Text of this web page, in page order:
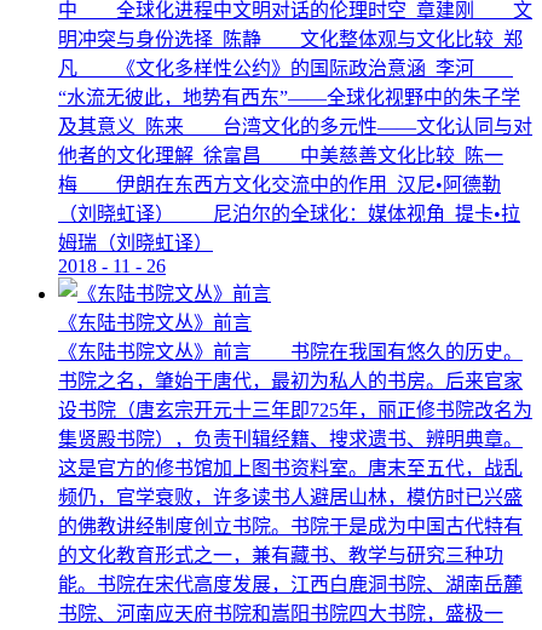
中 全球化进程中文明对话的伦理时空 章建刚 文
明冲突与身份选择 陈静 文化整体观与文化比较 郑
凡 《文化多样性公约》的国际政治意涵 李河
“水流无彼此，地势有西东”——全球化视野中的朱子学
及其意义 陈来 台湾文化的多元性——文化认同与对
他者的文化理解 徐富昌 中美慈善文化比较 陈一
梅 伊朗在东西方文化交流中的作用 汉尼•阿德勒
（刘晓虹译） 尼泊尔的全球化：媒体视角 提卡•拉
姆瑞（刘晓虹译）
2018 - 11 - 26
《东陆书院文丛》前言
《东陆书院文丛》前言 书院在我国有悠久的历史。
书院之名，肇始于唐代，最初为私人的书房。后来官家
设书院（唐玄宗开元十三年即725年，丽正修书院改名为
集贤殿书院），负责刊辑经籍、搜求遗书、辨明典章。
这是官方的修书馆加上图书资料室。唐末至五代，战乱
频仍，官学衰败，许多读书人避居山林，模仿时已兴盛
的佛教讲经制度创立书院。书院于是成为中国古代特有
的文化教育形式之一，兼有藏书、教学与研究三种功
能。书院在宋代高度发展，江西白鹿洞书院、湖南岳麓
书院、河南应天府书院和嵩阳书院四大书院，盛极一